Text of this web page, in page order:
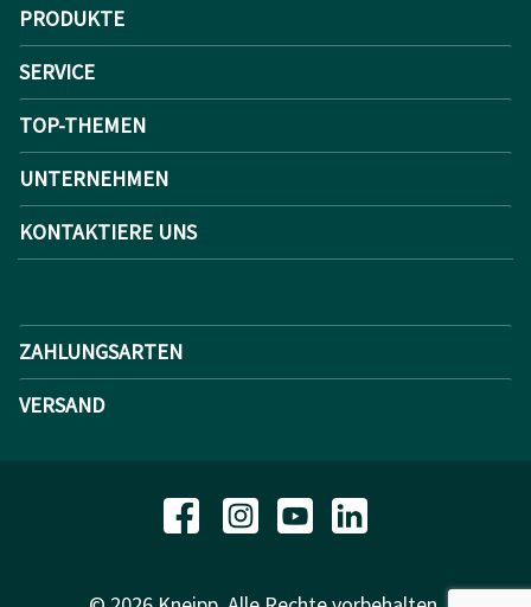
PRODUKTE
SERVICE
TOP-THEMEN
UNTERNEHMEN
KONTAKTIERE UNS
ZAHLUNGSARTEN
VERSAND